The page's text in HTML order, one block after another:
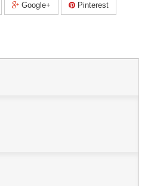
Google+ Pinterest